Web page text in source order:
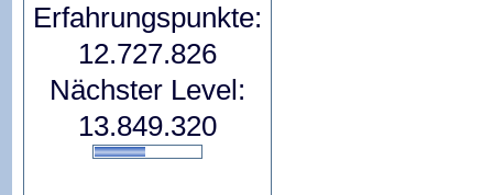
Erfahrungspunkte:
12.727.826
Nächster Level:
13.849.320